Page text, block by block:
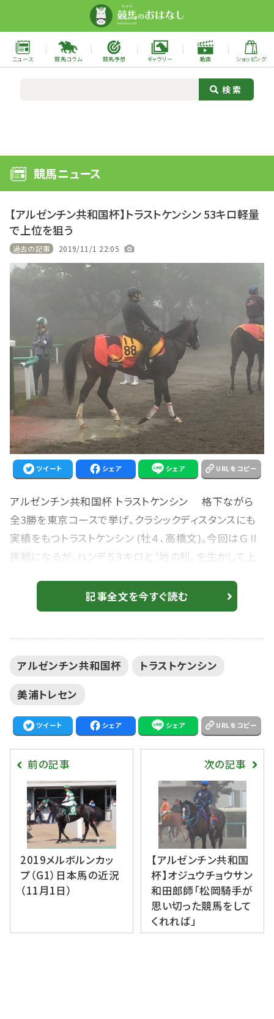
ニュース 競馬コラム 競馬予想 ギャラリー 動画 ショッピング
競馬ニュース
【アルゼンチン共和国杯】トラストケンシン 53キロ軽量
で上位を狙う
過去の記事 2019/11/1 22:05
ツイート シェア シェア URLをコピー
アルゼンチン共和国杯 トラストケンシン 格下ながら
全3勝を東京コースで挙げ、クラシックディスタンスにも
実績をもつトラストケンシン (牡４、高橋文)。今回はＧⅡ
挑戦になるが、ハンデ５３キロと〝地の利〟を生かして上
ョウサン 和田郎師「松岡騎手が思い切った競馬をしてく
れれば」 高橋文師「上積みは十分」 高橋文調教師は
走れれば、距離が１００メートル延びても大丈...
記事全文を今すぐ読む
アルゼンチン共和国杯
トラストケンシン
美浦トレセン
ツイート シェア シェア URLをコピー
前の記事
2019メルボルンカッ
プ（G1）日本馬の近況
（11月1日）
次の記事
【アルゼンチン共和国
杯】オジュウチョウサン
和田郎師「松岡騎手が
思い切った競馬をして
くれれば」